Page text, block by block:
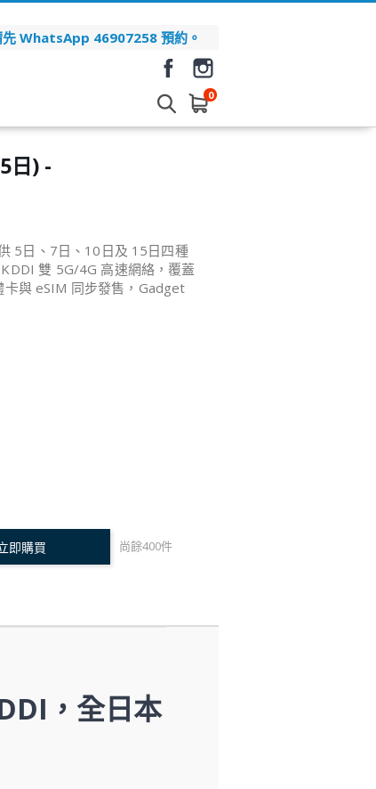
先 WhatsApp 46907258 預約。
0
日) -
5日、7日、10日及 15日四種
雙 5G/4G 高速網絡，覆蓋
與 eSIM 同步發售，Gadget
即購買 尚餘400件
，全日本